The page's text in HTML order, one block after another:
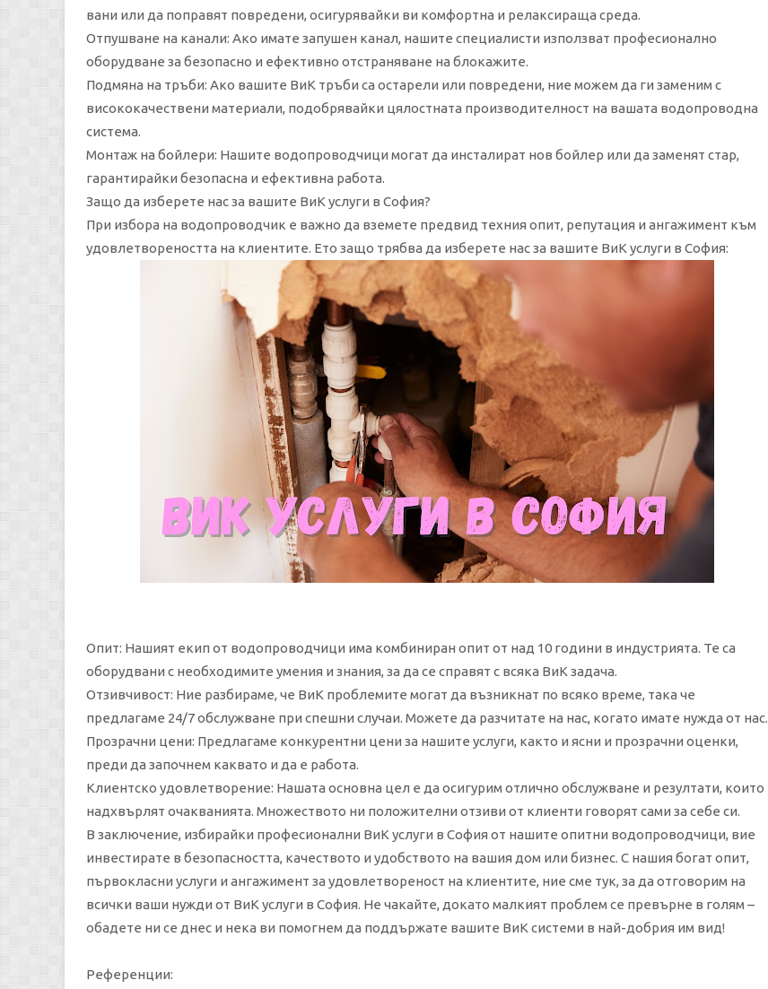
вани или да поправят повредени, осигурявайки ви комфортна и релаксираща среда.
Отпушване на канали: Ако имате запушен канал, нашите специалисти използват професионално
оборудване за безопасно и ефективно отстраняване на блокажите.
Подмяна на тръби: Ако вашите ВиК тръби са остарели или повредени, ние можем да ги заменим с
висококачествени материали, подобрявайки цялостната производителност на вашата водопроводна
система.
Монтаж на бойлери: Нашите водопроводчици могат да инсталират нов бойлер или да заменят стар,
гарантирайки безопасна и ефективна работа.
Защо да изберете нас за вашите ВиК услуги в София?
При избора на водопроводчик е важно да вземете предвид техния опит, репутация и ангажимент към
удовлетвореността на клиентите. Ето защо трябва да изберете нас за вашите ВиК услуги в София:
Опит: Нашият екип от водопроводчици има комбиниран опит от над 10 години в индустрията. Те са
оборудвани с необходимите умения и знания, за да се справят с всяка ВиК задача.
Отзивчивост: Ние разбираме, че ВиК проблемите могат да възникнат по всяко време, така че
предлагаме 24/7 обслужване при спешни случаи. Можете да разчитате на нас, когато имате нужда от нас.
Прозрачни цени: Предлагаме конкурентни цени за нашите услуги, както и ясни и прозрачни оценки,
преди да започнем каквато и да е работа.
Клиентско удовлетворение: Нашата основна цел е да осигурим отлично обслужване и резултати, които
надхвърлят очакванията. Множеството ни положителни отзиви от клиенти говорят сами за себе си.
В заключение, избирайки професионални ВиК услуги в София от нашите опитни водопроводчици, вие
инвестирате в безопасността, качеството и удобството на вашия дом или бизнес. С нашия богат опит,
първокласни услуги и ангажимент за удовлетвореност на клиентите, ние сме тук, за да отговорим на
всички ваши нужди от ВиК услуги в София. Не чакайте, докато малкият проблем се превърне в голям –
обадете ни се днес и нека ви помогнем да поддържате вашите ВиК системи в най-добрия им вид!
Референции: